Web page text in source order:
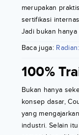
merupakan
sertifikasi
Jadi bukan
Baca juga:
100%
Bukan hanya
konsep dasar,
yang
industri. Selain